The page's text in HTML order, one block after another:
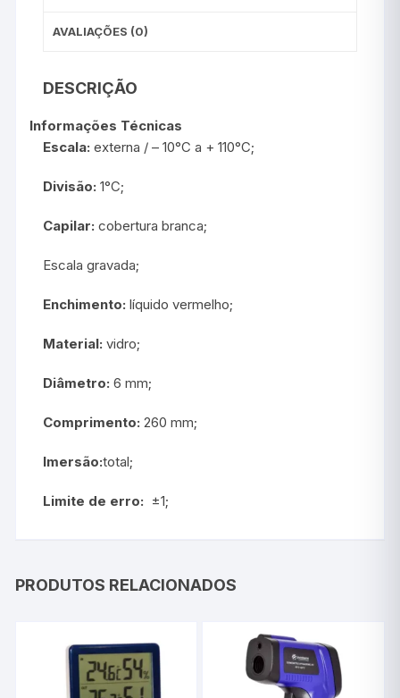
AVALIAÇÕES (0)
DESCRIÇÃO
Informações Técnicas
Escala:externa / – 10°C a + 110°C;
Divisão: 1°C;
Capilar: cobertura branca;
Escala gravada;
Enchimento: líquido vermelho;
Material: vidro;
Diâmetro:6 mm;
Comprimento: 260 mm;
Imersão:total;
Limite de erro: ±1;
PRODUTOS RELACIONADOS